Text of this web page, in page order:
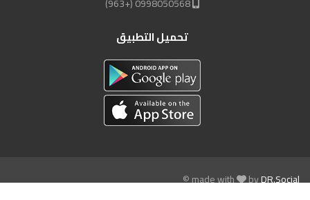
تحميل التطبيق
© made with byDR.Social